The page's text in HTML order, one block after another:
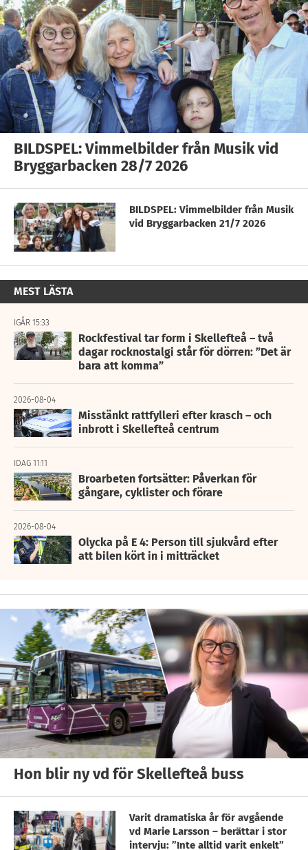
BILDSPEL: Vimmelbilder från Musik vid
Bryggarbacken 28/7 2026
BILDSPEL: Vimmelbilder från Musik
vid Bryggarbacken 21/7 2026
MEST LÄSTA
IGÅR 15:33
Rockfestival tar form i Skellefteå – två
dagar rocknostalgi står för dörren: ”Det är
bara att komma”
2026-08-04
Misstänkt rattfylleri efter krasch – och
inbrott i Skellefteå centrum
IDAG 11:11
Broarbeten fortsätter: Påverkan för
gångare, cyklister och förare
2026-08-04
Olycka på E 4: Person till sjukvård efter
att bilen kört in i mitträcket
Hon blir ny vd för Skellefteå buss
Varit dramatiska år för avgående
vd Marie Larsson – berättar i stor
intervju: ”Inte alltid varit enkelt”